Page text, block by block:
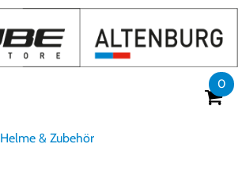
0
Helme & Zubehör